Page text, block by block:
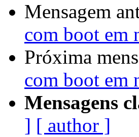
Mensagem
com boot em
Próxima
com boot em
Mensagens
] [ author ]